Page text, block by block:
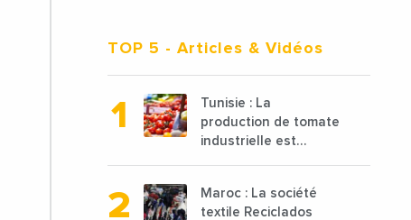
TOP 5 - Articles & Vidéos
Tunisie : La
production de tomate
industrielle est
baisse de 15%
Maroc : La société
textile Reciclados